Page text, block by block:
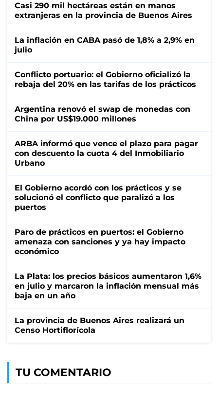
Casi 290 mil hectáreas están en manos
extranjeras en la provincia de Buenos Aires
La inflación en CABA pasó de 1,8% a 2,9% en
julio
Conflicto portuario: el Gobierno oficializó la
rebaja del 20% en las tarifas de los prácticos
Argentina renovó el swap de monedas con
China por US$19.000 millones
ARBA informó que vence el plazo para pagar
con descuento la cuota 4 del Inmobiliario
Urbano
El Gobierno acordó con los prácticos y se
solucionó el conflicto que paralizó a los
puertos
Paro de prácticos en puertos: el Gobierno
amenaza con sanciones y ya hay impacto
económico
La Plata: los precios básicos aumentaron 1,6%
en julio y marcaron la inflación mensual más
baja en un año
La provincia de Buenos Aires realizará un
Censo Hortiflorícola
TU COMENTARIO